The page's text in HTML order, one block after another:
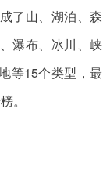
了山、湖泊、森
瀑布、冰川、峡
等15个类型，最
。